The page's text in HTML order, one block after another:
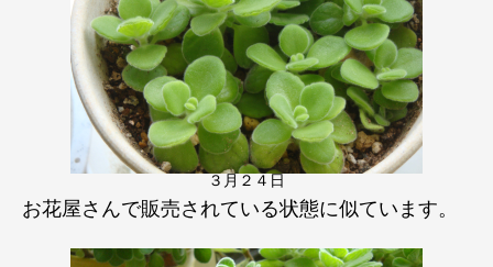
３月２４日
お花屋さんで販売されている状態に似ています。